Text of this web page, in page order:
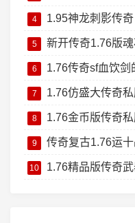
4 1.95神龙刺影传奇：
5 新开传奇1.76版
6 1.76传奇sf血饮剑
7 1.76仿盛大传奇私
8 1.76金币版传奇私
9 传奇复古1.76运
10 1.76精品版传奇